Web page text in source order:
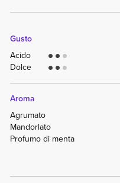
Gusto
Acido
circle circle circle
Dolce circle circle circle
Aroma
Agrumato
Mandorlato
Profumo di menta